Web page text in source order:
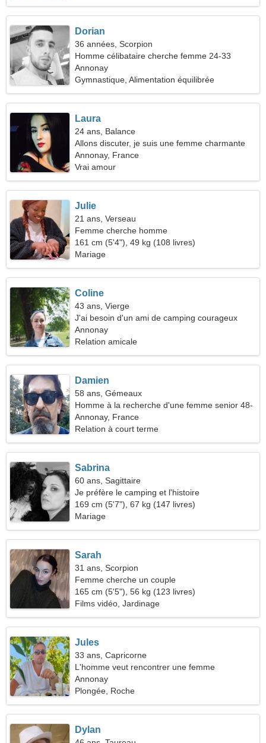
Dorian
36 années, Scorpion
Homme célibataire cherche femme 24-33
Annonay
Gymnastique, Alimentation équilibrée
Laura
24 ans, Balance
Allons discuter, je suis une femme charmante
Annonay, France
Vrai amour
Julie
21 ans, Verseau
Femme cherche homme
161 cm (5'4"), 49 kg (108 livres)
Mariage
Coline
43 ans, Vierge
J'ai besoin d'un ami de camping courageux
Annonay
Relation amicale
Damien
58 ans, Gémeaux
Homme à la recherche d'une femme senior 48-
53
Annonay, France
Relation à court terme
Sabrina
60 ans, Sagittaire
Je préfère le camping et l'histoire
169 cm (5'7"), 67 kg (147 livres)
Mariage
Sarah
31 ans, Scorpion
Femme cherche un couple
165 cm (5'5"), 56 kg (123 livres)
Films vidéo, Jardinage
Jules
33 ans, Capricorne
L'homme veut rencontrer une femme
Annonay
Plongée, Roche
Dylan